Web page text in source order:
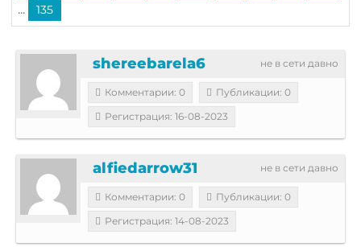
... 135
не в сети давно
shereebarela6
Комментарии: 0
Публикации: 0
Регистрация: 16-08-2023
не в сети давно
alfiedarrow31
Комментарии: 0
Публикации: 0
Регистрация: 14-08-2023